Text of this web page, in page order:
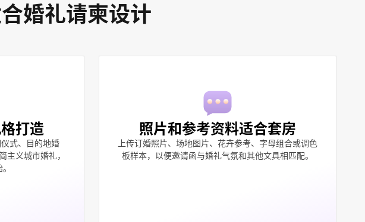
婚礼请柬设计
打造
式、目的地婚
主义城市婚礼，
照片和参考资料适合套房
上传订婚照片、场地图片、花卉参考、字母组合或调色
板样本，以便邀请函与婚礼气氛和其他文具相匹配。